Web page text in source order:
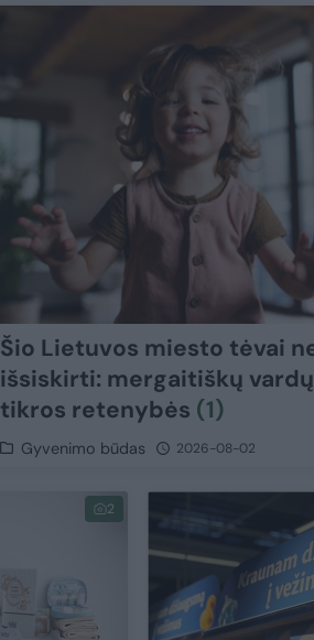
Šio Lietuvos miesto tėvai
išsiskirti: mergaitiškų
tikros retenybės (1)
Gyvenimo būdas 2026-08-02
2